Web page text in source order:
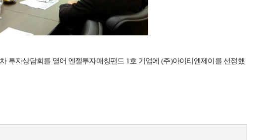
투자상담회를 열어 엔젤투자매칭펀드 1호 기업에 (주)아이티엔제이를 선정했